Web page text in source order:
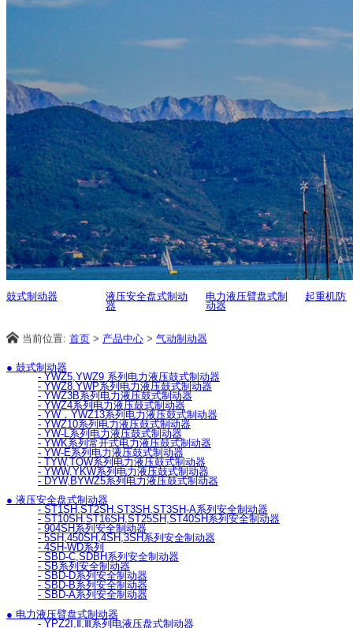
鼓式制动器
液压安全盘式制动
器
电力液压臂盘式制
动器
起重机防
当前位置: 首页 > 产品中心 > 气动制动器
● 鼓式制动器
- YWZ5,YWZ9 系列电力液压鼓式制动器
- YWZ8,YWP系列电力液压鼓式制动器
- YWZ3B系列电力液压鼓式制动器
- YWZ4系列电力液压鼓式制动器
- YW，YWZ13系列电力液压鼓式制动器
- YWZ10系列电力液压鼓式制动器
- YW-L系列电力液压鼓式制动器
- YWK系列常开式电力液压鼓式制动器
- YW-E系列电力液压鼓式制动器
- TYW,TQW系列电力液压鼓式制动器
- YWW,YKW系列电力液压鼓式制动器
- DYW,BYWZ5系列电力液压鼓式制动器
● 液压安全盘式制动器
- ST1SH.ST2SH,ST3SH,ST3SH-A系列安全制动器
- ST10SH.ST16SH,ST25SH,ST40SH系列安全制动器
- 904SH系列安全制动器
- 5SH,450SH,4SH,3SH系列安全制动器
- 4SH-WD系列
- SBD-C,SDBH系列安全制动器
- SB系列安全制动器
- SBD-D系列安全制动器
- SBD-B系列安全制动器
- SBD-A系列安全制动器
● 电力液压臂盘式制动器
- YPZ2Ⅰ,Ⅱ,Ⅲ系列电液压盘式制动器